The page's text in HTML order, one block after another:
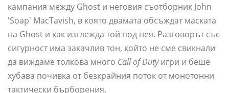
кампания между Ghost и неговия съотборник John
'Soap' MacTavish, в която двамата обсъждат маската
на Ghost и как изглежда той под нея. Разговорът със
сигурност има закачлив тон, който не сме свикнали
да виждаме толкова много Call of Dutyигри и беше
хубава почивка от безкрайния поток от монотонни
тактически бърборения.